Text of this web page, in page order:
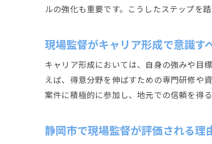
ルの強化も重要です。こうしたステップを
現場監督がキャリア形成で意識す
キャリア形成においては、自身の強みや目
えば、得意分野を伸ばすための専門研修や
案件に積極的に参加し、地元での信頼を得
静岡市で現場監督が評価される理